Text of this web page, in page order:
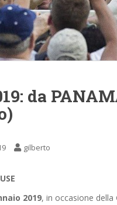
da
gilberto
2019, in occasione della